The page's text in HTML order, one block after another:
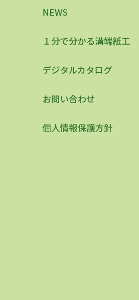
NEWS
１分で分かる溝端紙工
デジタルカタログ
お問い合わせ
個人情報保護方針